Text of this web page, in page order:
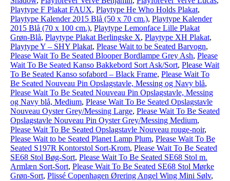
Playtype F Plakat FAUX, Playtype He Who Holds Plakat,
Playtype Kalender 2015 Blå (50 x 70 cm.), Playtype Kalender
2015 Blå (70 x 100 cm.), Playtype Lemonface Lille Plakat
Grøn-Blå, Playtype Plakat Berlingske X, Playtype XH Plakat,
Playtype Y – SHY Plakat, Please Wait to be Seated Barvogn,
Please Wait To Be Seated Blooper Bordlampe Grey Ash, Please
Wait To Be Seated Kanso Bakkebord Sort Ask/Sort, Please Wait
To Be Seated Kanso sofabord – Black Frame, Please Wait To
Be Seated Nouveau Pin Opslagstavle, Messing og Navy blå,
Please Wait To Be Seated Nouveau Pin Opslagstavle, Messing
og Navy blå, Medium, Please Wait To Be Seated Opslagstavle
Nouveau Oyster Grey/Messing Large, Please Wait To Be Seated
Opslagstavle Nouveau Pin Oyster Grey/Messing Medium,
Please Wait To Be Seated Opslagstavle Nouveau rouge-noir,
Please Wait to be Seated Planet Lamp Plum, Please Wait To Be
Seated S197R Kontorstol Sort-Krom, Please Wait To Be Seated
SE68 Stol Bøg-Sort, Please Wait To Be Seated SE68 Stol m.
Armlæn Sort-Sort, Please Wait To Be Seated SE68 Stol Mørke
Grøn-Sort, Plissé Copenhagen Ørering Angel Wing Mini Sølv,